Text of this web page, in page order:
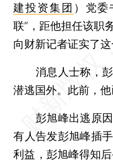
建投资集团 ）党
联”，距他担任该职
向财新记者证实了这
消息人士称，彭
潜逃国外。此前，他
彭旭峰出逃原因
有人告发彭旭峰插
利益，彭旭峰得知